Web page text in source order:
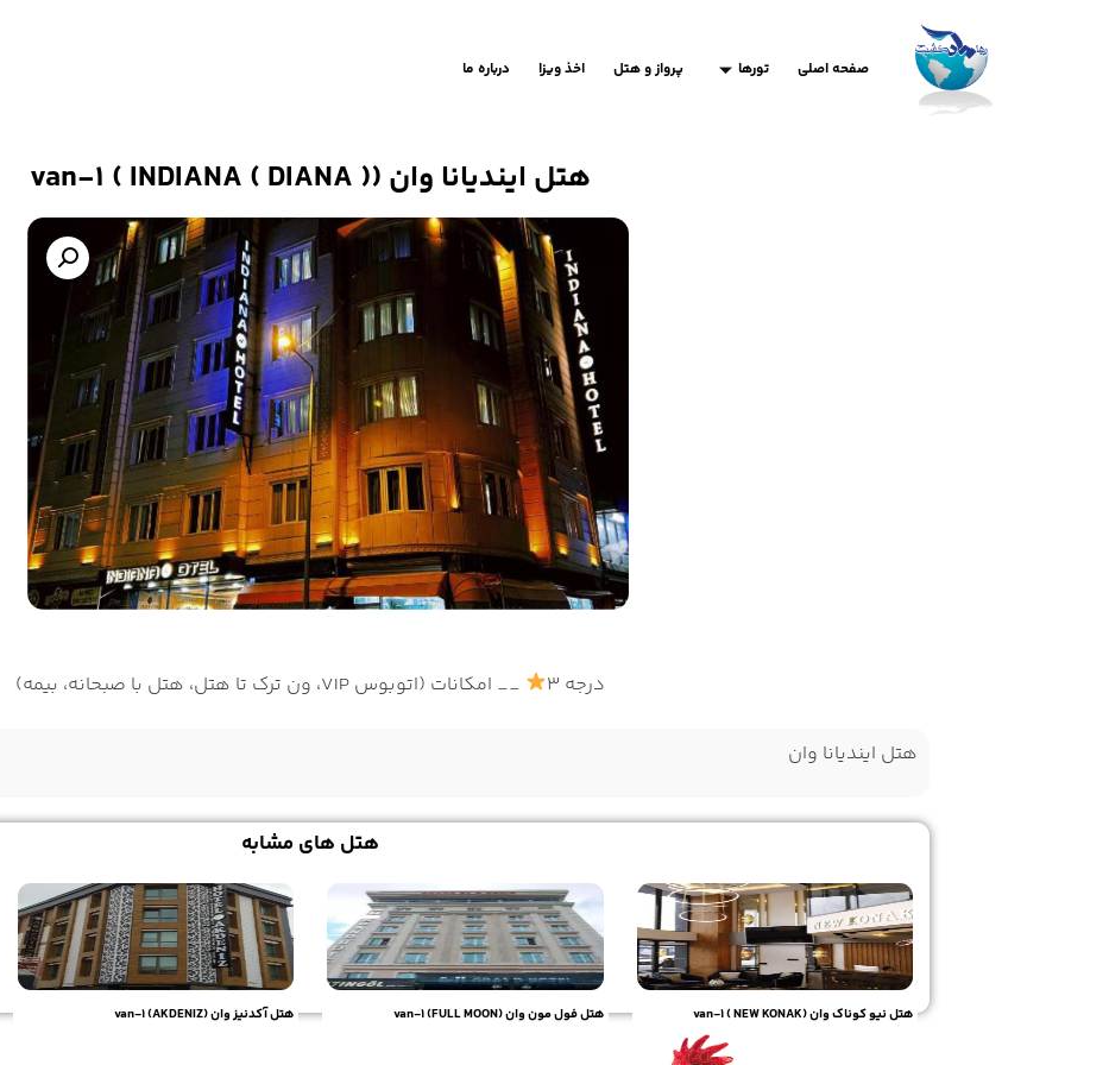
صفحه اصلی تورها پرواز و هتل اخذ ویزا درباره ما
هتل ایندیانا وان (INDIANA ( DIANA ) ) van-1
درجه 3 __ امکانات (اتوبوس VIP، ون ترک تا هتل، هتل با صبحانه، بیمه)
هتل ایندیانا وان
هتل های مشابه
هتل نیو کوناک وان (NEW KONAK ) van-1 هتل فول مون وان (FULL MOON) van-1 هتل آکدنیز وان (AKDENIZ) van-1